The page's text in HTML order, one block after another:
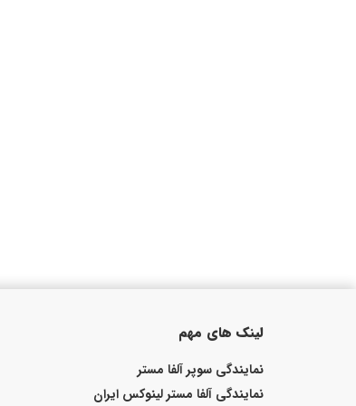
لینک های مهم
نمایندگی سوپر آلفا مستر
نمایندگی آلفا مستر لینوکس ایران